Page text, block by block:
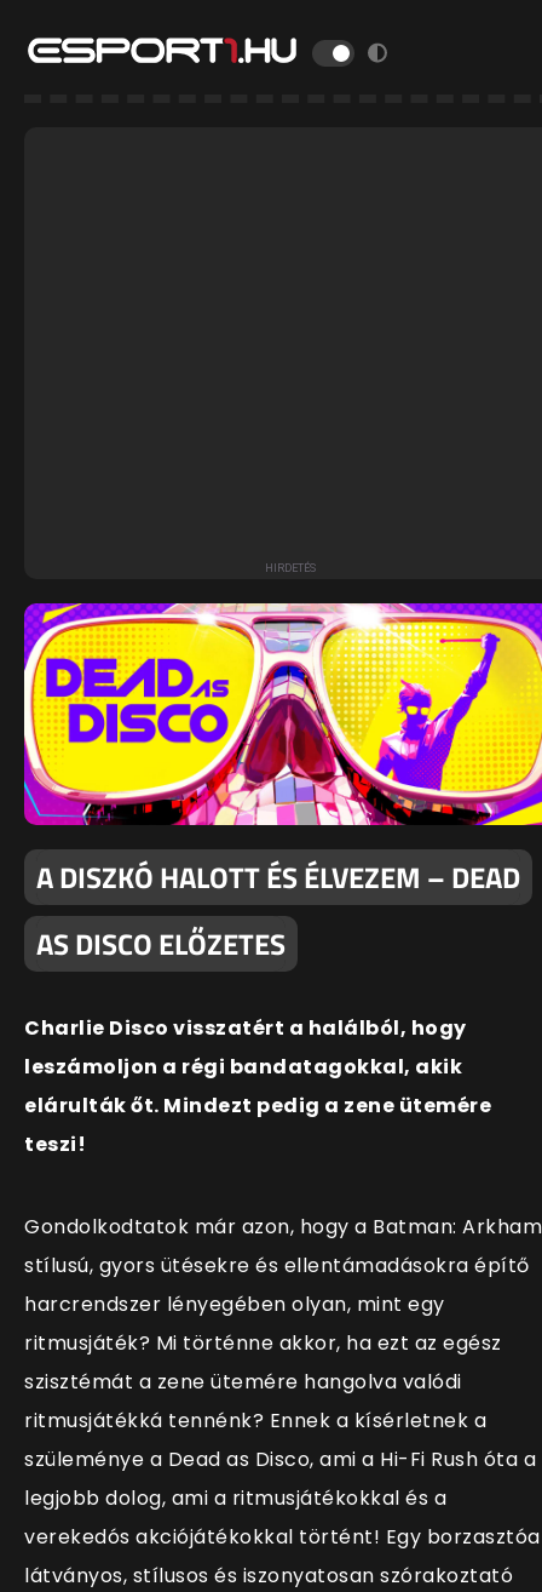
A DISZKÓ HALOTT ÉS ÉLVEZEM – DEAD
AS DISCO ELŐZETES
Charlie Disco visszatért a halálból, hogy
leszámoljon a régi bandatagokkal, akik
elárulták őt. Mindezt pedig a zene ütemére
teszi!
Gondolkodtatok már azon, hogy a Batman:
stílusú, gyors ütésekre és ellentámadásokra építő
harcrendszer lényegében olyan, mint egy
ritmusjáték? Mi történne akkor, ha ezt az egész
szisztémát a zene ütemére hangolva valódi
ritmusjátékká tennénk? Ennek a kísérletnek a
szüleménye a Dead as Disco, ami a Hi-Fi Rush óta a
legjobb dolog, ami a ritmusjátékokkal és a
verekedós akciójátékokkal történt! Egy
látványos, stílusos és iszonyatosan szórakoztató